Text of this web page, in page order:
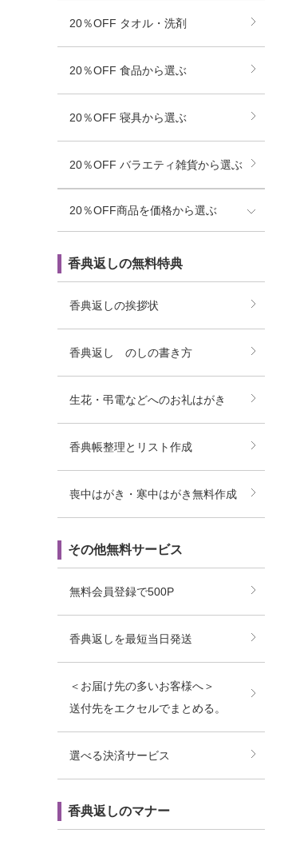
20％OFF タオル・洗剤
20％OFF 食品から選ぶ
20％OFF 寝具から選ぶ
20％OFF バラエティ雑貨から選ぶ
20％OFF商品を価格から選ぶ
香典返しの無料特典
香典返しの挨拶状
香典返し のしの書き方
生花・弔電などへのお礼はがき
香典帳整理とリスト作成
喪中はがき・寒中はがき無料作成
その他無料サービス
無料会員登録で500P
香典返しを最短当日発送
＜お届け先の多いお客様へ＞
送付先をエクセルでまとめる。
選べる決済サービス
香典返しのマナー